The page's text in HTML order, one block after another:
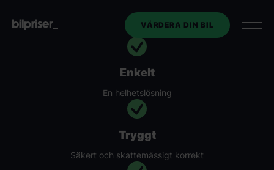
VÄRDERA DIN BIL
Utköp av tjänstebil
Företagstjänster
Bilmarknaden
Enkelt
En helhetslösning
Tryggt
Säkert och skattemässigt korrekt